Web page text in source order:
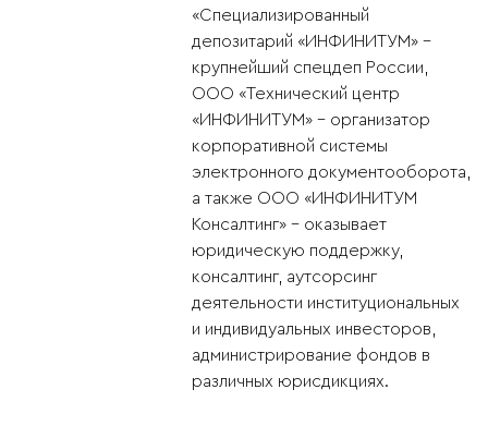
«Специализированный
депозитарий «ИНФИНИТУМ» -
крупнейший спецдеп России,
ООО «Технический центр
«ИНФИНИТУМ» - организатор
корпоративной системы
электронного документооборота,
а также ООО «ИНФИНИТУМ
Консалтинг» - оказывает
юридическую поддержку,
консалтинг, аутсорсинг
деятельности институциональных
и индивидуальных инвесторов,
администрирование фондов в
различных юрисдикциях.